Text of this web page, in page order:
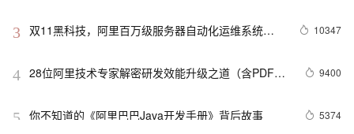
3 双11黑科技，阿里百万级服务器自动化运维系统
10347
4 28位阿里技术专家解密研发效能升级之道（含PDF文
9400
5 你不知道的《阿里巴巴Java开发手册》背后故事 5374